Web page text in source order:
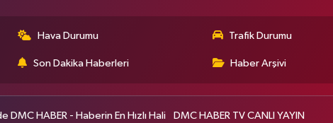
Hava Durumu Trafik Durumu
Son Dakika Haberleri Haber Arşivi
DMC HABER - Haberin En Hızlı Hali DMC HABER TV CANLI YAYIN